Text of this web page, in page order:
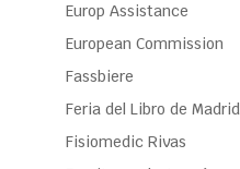
Europ Assistance
European Commission
Fassbiere
Feria del Libro de Madrid
Fisiomedic Rivas